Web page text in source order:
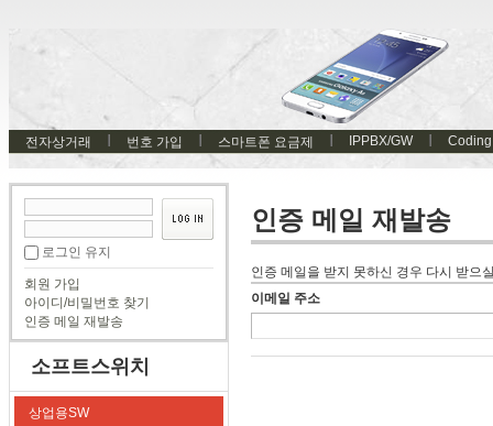
전자상거래 번호 가입 스마트폰 요금제 IPPBX/GW Coding
로그인 유지
회원 가입
아이디/비밀번호 찾기
인증 메일 재발송
소프트스위치
상업용SW
인증 메일 재발송
인증 메일을 받지 못하신 경우 다시 받으
이메일 주소